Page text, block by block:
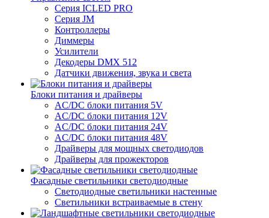
Серия ICLED PRO
Серия JM
Контроллеры
Диммеры
Усилители
Декодеры DMX 512
Датчики движения, звука и света
Блоки питания и драйверы
AC/DC блоки питания 5V
AC/DC блоки питания 12V
AC/DC блоки питания 24V
AC/DC блоки питания 48V
Драйверы для мощных светодиодов
Драйверы для прожекторов
Фасадные светильники светодиодные
Светодиодные светильники настенные
Светильники встраиваемые в стену